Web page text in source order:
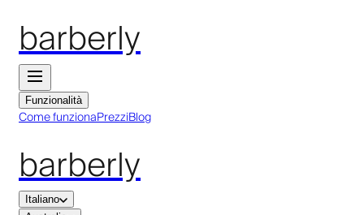
barberly
Funzionalità
Come funzionaPrezziBlog
barberly
Italiano